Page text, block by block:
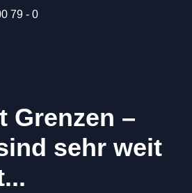
79 - 0
Grenzen –
sehr weit